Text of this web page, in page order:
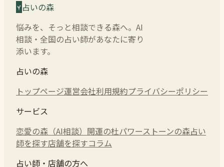
占いの森
悩みを、そっと相談できる森へ。AI
相談・全国の占い師があなたに寄り
添います。
占いの森
トップページ運営会社利用規約プライバシーポリシー
サービス
恋愛の森（AI相談） 開運の杜パワーストーンの森占い
師を探す店舗を探すコラム
占い師・店舗の方へ